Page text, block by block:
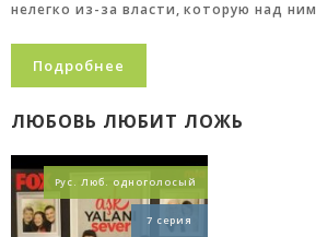
нелегко из-за власти, которую над ним
Подробнее
ЛЮБОВЬ ЛЮБИТ ЛОЖЬ
Рус. Люб. одноголосый
7 серия